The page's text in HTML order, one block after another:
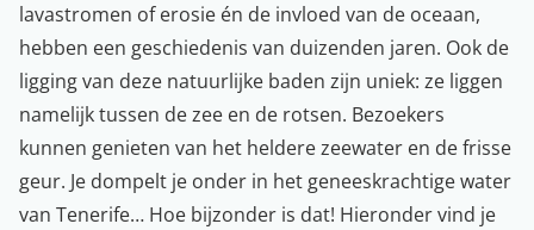
lavastromen of erosie én de invloed van de oceaan,
hebben een geschiedenis van duizenden jaren. Ook de
ligging van deze natuurlijke baden zijn uniek: ze liggen
namelijk tussen de zee en de rotsen. Bezoekers
kunnen genieten van het heldere zeewater en de frisse
geur. Je dompelt je onder in het geneeskrachtige water
van Tenerife… Hoe bijzonder is dat! Hieronder vind je